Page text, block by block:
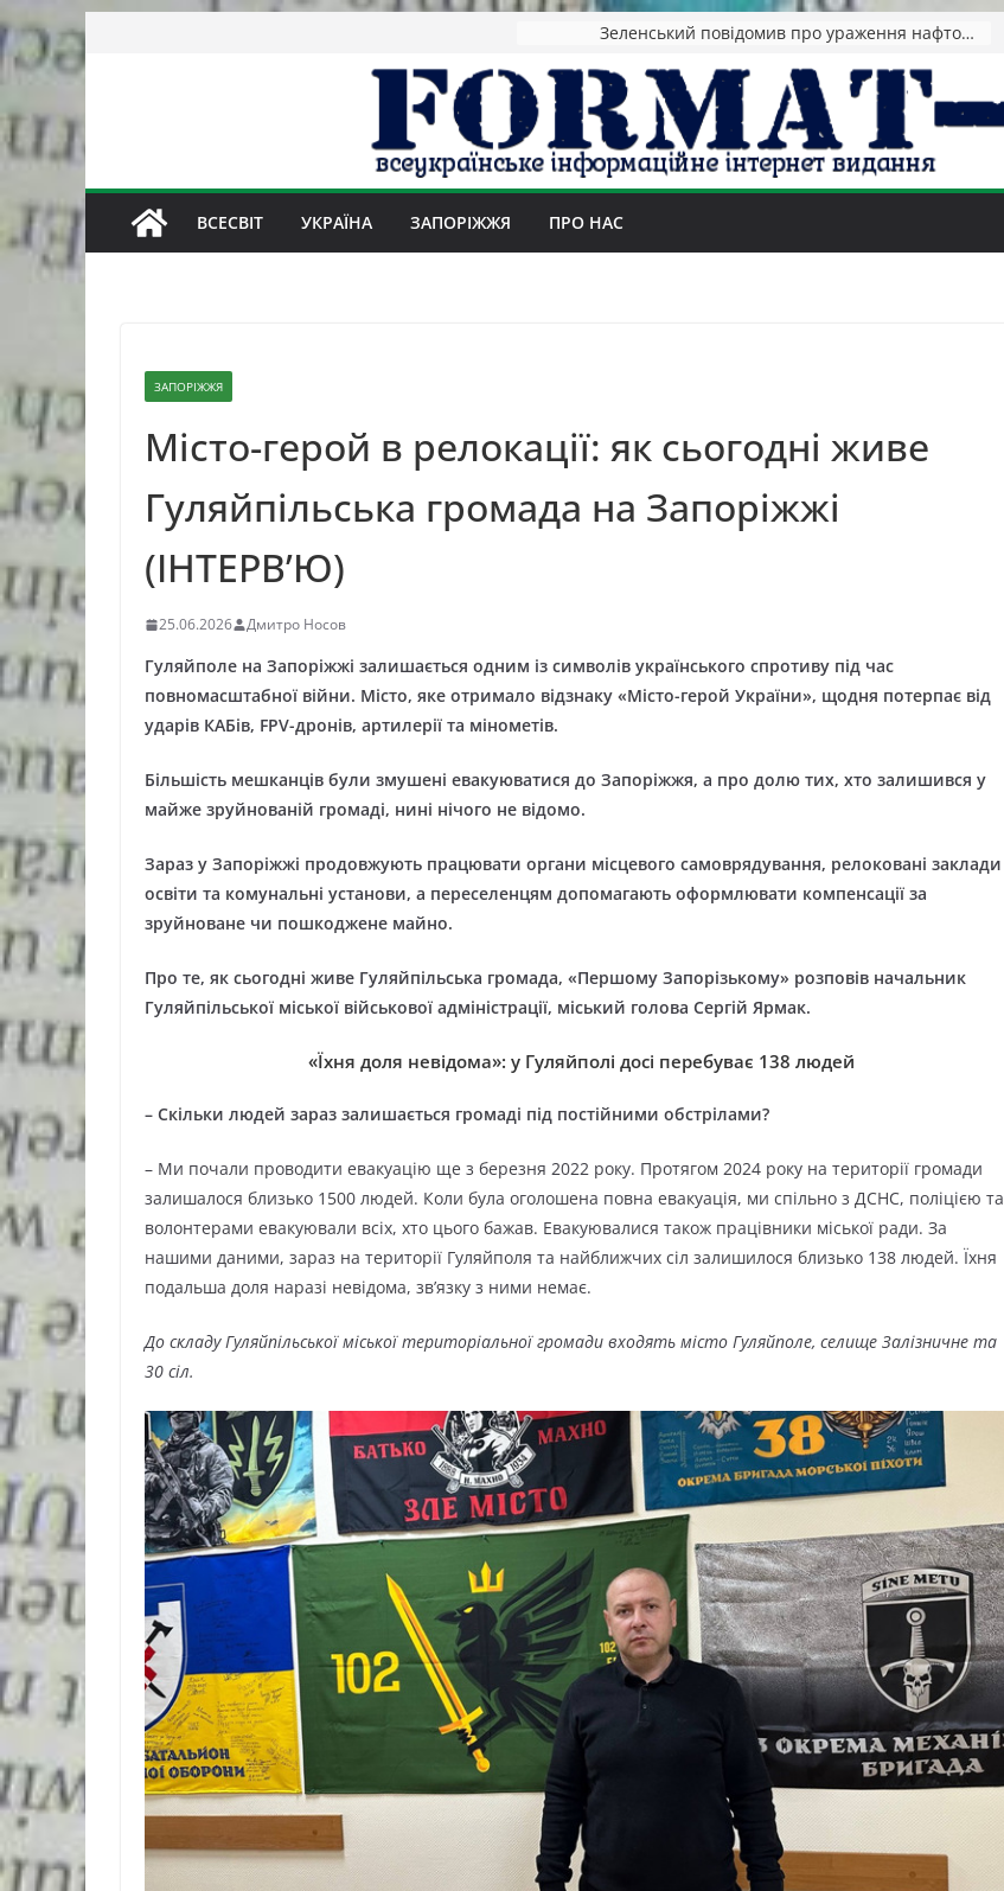
Skip
to
Зеленський повідомив про ураження нафтозаводів РФ за понад 1300 км від фронту
ВСЕСВІТ УКРАЇНА ЗАПОРІЖЖЯ ПРО НАС
ЗАПОРІЖЖЯ
Місто-герой в релокації: як сьогодні живе
Гуляйпільська громада на Запоріжжі
(ІНТЕРВ’Ю)
25.06.2026 Дмитро Носов
Гуляйполе на Запоріжжі залишається одним із символів українського спротиву під час
повномасштабної війни. Місто, яке отримало відзнаку «Місто-герой України», щодня потерпає від
ударів КАБів, FPV-дронів, артилерії та мінометів.
Більшість мешканців були змушені евакуюватися до Запоріжжя, а про долю тих, хто залишився у
майже зруйнованій громаді, нині нічого не відомо.
Зараз у Запоріжжі продовжують працювати органи місцевого самоврядування, релоковані заклади
освіти та комунальні установи, а переселенцям допомагають оформлювати компенсації за
зруйноване чи пошкоджене майно.
Про те, як сьогодні живе Гуляйпільська громада, «Першому Запорізькому» розповів начальник
Гуляйпільської міської військової адміністрації, міський голова Сергій Ярмак.
«Їхня доля невідома»: у Гуляйполі досі перебуває 138 людей
– Скільки людей зараз залишається громаді під постійними обстрілами?
– Ми почали проводити евакуацію ще з березня 2022 року. Протягом 2024 року на території громади
залишалося близько 1500 людей. Коли була оголошена повна евакуація, ми спільно з ДСНС, поліцією та
волонтерами евакуювали всіх, хто цього бажав. Евакуювалися також працівники міської ради. За
нашими даними, зараз на території Гуляйполя та найближчих сіл залишилося близько 138 людей. Їхня
подальша доля наразі невідома, зв’язку з ними немає.
До складу Гуляйпільської міської територіальної громади входять місто Гуляйполе, селище Залізничне та
30 сіл.